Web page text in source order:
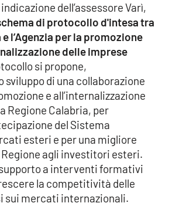
dell’assessore Varì,
di protocollo d'intesa tra
l’Agenzia per la promozione
delle imprese
si propone,
sviluppo di una collaborazione
e all’internalizzazione
Regione Calabria, per
del Sistema
esteri e per una migliore
agli investitori esteri.
a interventi formativi
la competitività delle
sui mercati internazionali.